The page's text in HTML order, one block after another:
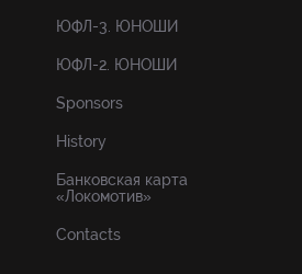
ЮФЛ-3. ЮНОШИ
ЮФЛ-2. ЮНОШИ
Sponsors
History
Банковская карта
«Локомотив»
Contacts